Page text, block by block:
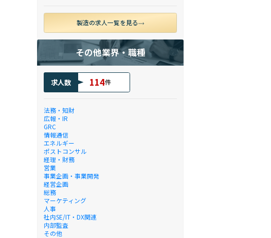
製造の求人一覧を見る
その他業界・職種
求人数 114件
法務・知財
広報・IR
GRC
情報通信
エネルギー
ポストコンサル
経理・財務
営業
事業企画・事業開発
経営企画
総務
マーケティング
人事
社内SE/IT・DX関連
内部監査
その他